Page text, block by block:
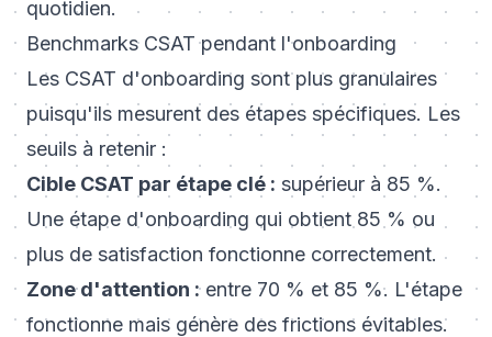
quotidien.
Benchmarks CSAT pendant l'onboarding
Les CSAT d'onboarding sont plus granulaires
puisqu'ils mesurent des étapes spécifiques. Les
seuils à retenir :
Cible CSAT par étape clé : supérieur à 85 %.
Une étape d'onboarding qui obtient 85 % ou
plus de satisfaction fonctionne correctement.
Zone d'attention :entre 70 % et 85 %. L'étape
fonctionne mais génère des frictions évitables.